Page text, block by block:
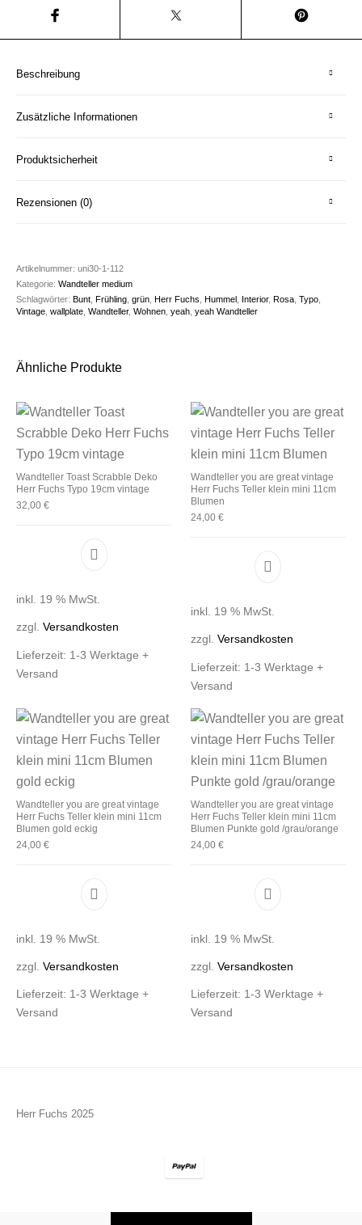
Beschreibung
Zusätzliche Informationen
Produktsicherheit
Rezensionen (0)
Artikelnummer:uni30-1-112
Kategorie:Wandteller medium
Schlagwörter: Bunt Frühling ,grün Herr Fuchs Hummel Interior, Rosa ,Typo
Vintage ,wallplate ,Wandteller,Wohnen ,yeah ,yeah Wandteller
Ähnliche Produkte
Wandteller Toast Scrabble Deko
Herr Fuchs Typo 19cm vintage
32,00€
inkl. 19 % MwSt.
zzgl.Versandkosten
Lieferzeit: 1-3 Werktage +
Versand
Wandteller you are great vintage
Herr Fuchs Teller klein mini 11cm
Blumen
24,00 €
inkl. 19 % MwSt.
zzgl. Versandkosten
Lieferzeit: 1-3 Werktage +
Versand
Wandteller you are great vintage
Herr Fuchs Teller klein mini 11cm
Blumen gold eckig
24,00€
inkl. 19 % MwSt.
zzgl.Versandkosten
Lieferzeit: 1-3 Werktage +
Versand
Wandteller you are great vintage
Herr Fuchs Teller klein mini 11cm
Blumen Punkte gold /grau/orange
24,00 €
inkl. 19 % MwSt.
zzgl. Versandkosten
Lieferzeit: 1-3 Werktage +
Versand
Herr Fuchs 2025